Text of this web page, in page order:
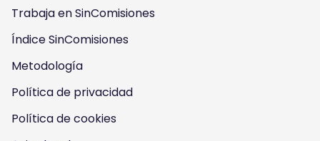
u
s
o
n
u
s
o
n
u
s
o
n
u
s
n
Trabaja en SinComisiones
Índice SinComisiones
Metodología
Política de privacidad
Política de cookies